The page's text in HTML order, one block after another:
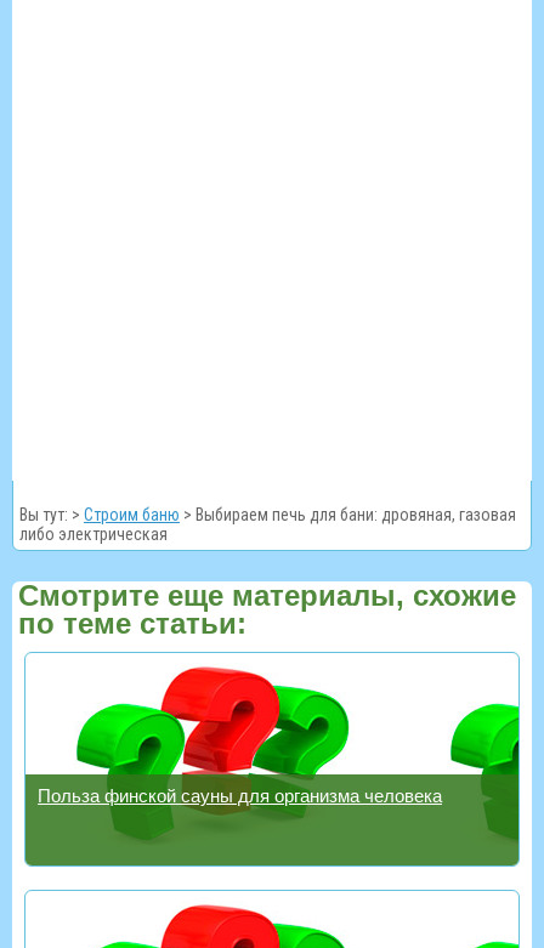
Вы тут: > Строим баню > Выбираем печь для бани: дровяная, газовая
либо электрическая
Смотрите еще материалы, схожие
по теме статьи:
Польза финской сауны для организма человека